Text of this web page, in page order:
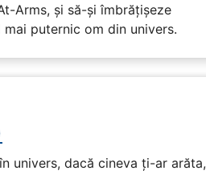
Arms, și să-și îmbrățișeze
puternic om din univers.
univers, dacă cineva ți-ar arăta,